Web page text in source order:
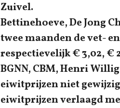
Zuivel.
Bettinehoeve, De Jong
twee maanden de vet-
respectievelijk € 3,02, €
BGNN, CBM, Henri
eiwitprijzen niet
eiwitprijzen verlaagd